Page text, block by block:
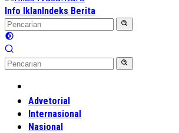
Info IklanIndeks Berita
Advetorial
Internasional
Nasional